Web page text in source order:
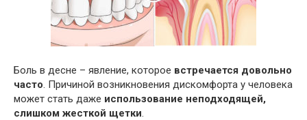
Боль в десне – явление, которое встречается довольно
часто. Причиной возникновения дискомфорта у человека
может стать даже использование неподходящей,
слишком жесткой щетки.